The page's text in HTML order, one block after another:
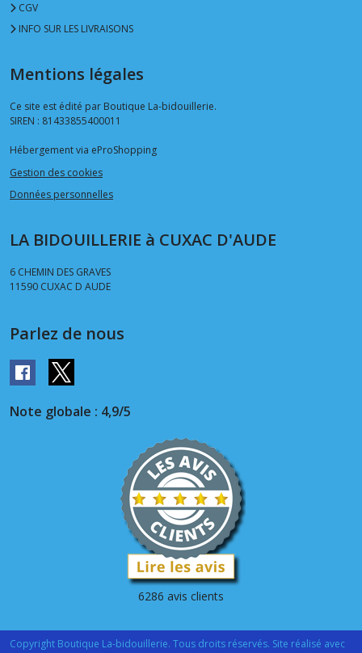
CGV
INFO SUR LES LIVRAISONS
Mentions légales
Ce site est édité par Boutique La-bidouillerie.
SIREN : 81433855400011
Hébergement via eProShopping
Gestion des cookies
Données personnelles
LA BIDOUILLERIE à CUXAC D'AUDE
6 CHEMIN DES GRAVES
11590 CUXAC D AUDE
Parlez de nous
Note globale : 4,9/5
6286 avis clients
Copyright Boutique La-bidouillerie. Tous droits réservés. Site réalisé avec